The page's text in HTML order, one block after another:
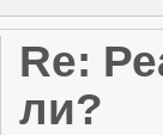
Re:
ли?